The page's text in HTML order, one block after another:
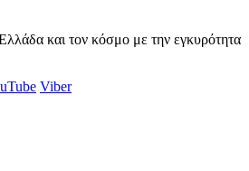
και τον κόσμο με την εγκυρότητα
Viber